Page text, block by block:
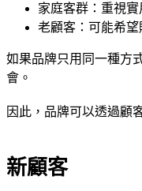
家庭客群：重視
老顧客：可能希
如果品牌只用同一種方
會。
因此，品牌可以透過顧
新顧客